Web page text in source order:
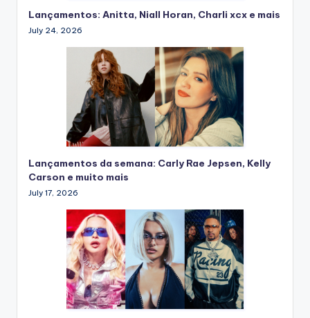
Lançamentos: Anitta, Niall Horan, Charli xcx e mais
July 24, 2026
Lançamentos da semana: Carly Rae Jepsen, Kelly
Carson e muito mais
July 17, 2026